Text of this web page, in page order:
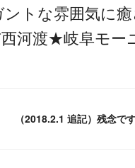
トな雰囲気に
河渡★岐阜モー
（2018.2.1 追記）残念で